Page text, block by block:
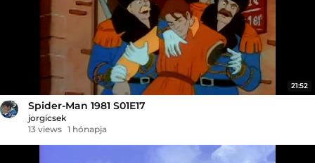
21:52
Spider-Man 1981 S01E17
jorgicsek
13 views 1 hónapja